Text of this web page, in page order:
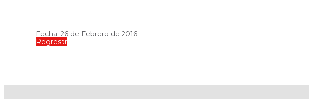
Fecha: 26 de Febrero de 2016
Regresar